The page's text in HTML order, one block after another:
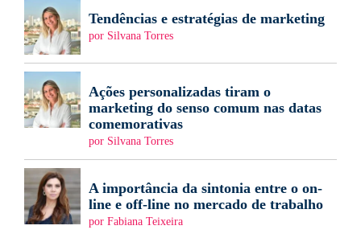
Tendências e estratégias de marketing
por Silvana Torres
Ações personalizadas tiram o
marketing do senso comum nas datas
comemorativas
por Silvana Torres
A importância da sintonia entre o on-
line e off-line no mercado de trabalho
por Fabiana Teixeira